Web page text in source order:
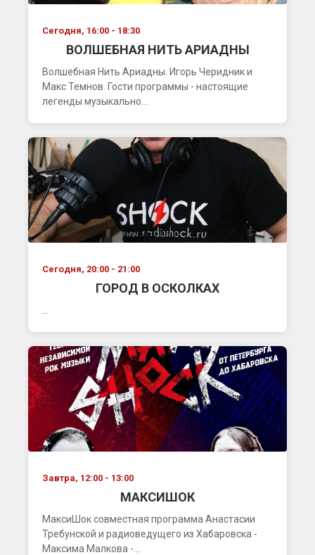
Сегодня, 16:00 - 18:30
ВОЛШЕБНАЯ НИТЬ АРИАДНЫ
Волшебная Нить Ариадны. Игорь Черидник и
Макс Темнов. Гости программы - настоящие
легенды музыкально...
Сегодня, 20:00 - 21:00
ГОРОД В ОСКОЛКАХ
Завтра, 12:00 - 13:00
МАКСИШОК
МаксиШок совместная программа Анастасии
Требунской и радиоведущего из Хабаровска -
Максима Малкова -...